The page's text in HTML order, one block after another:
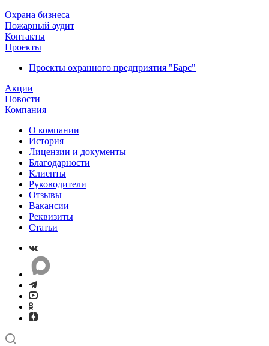
Охрана бизнеса
Пожарный аудит
Контакты
Проекты
Проекты охранного предприятия "Барс"
Акции
Новости
Компания
О компании
История
Лицензии и документы
Благодарности
Клиенты
Руководители
Отзывы
Вакансии
Реквизиты
Статьи